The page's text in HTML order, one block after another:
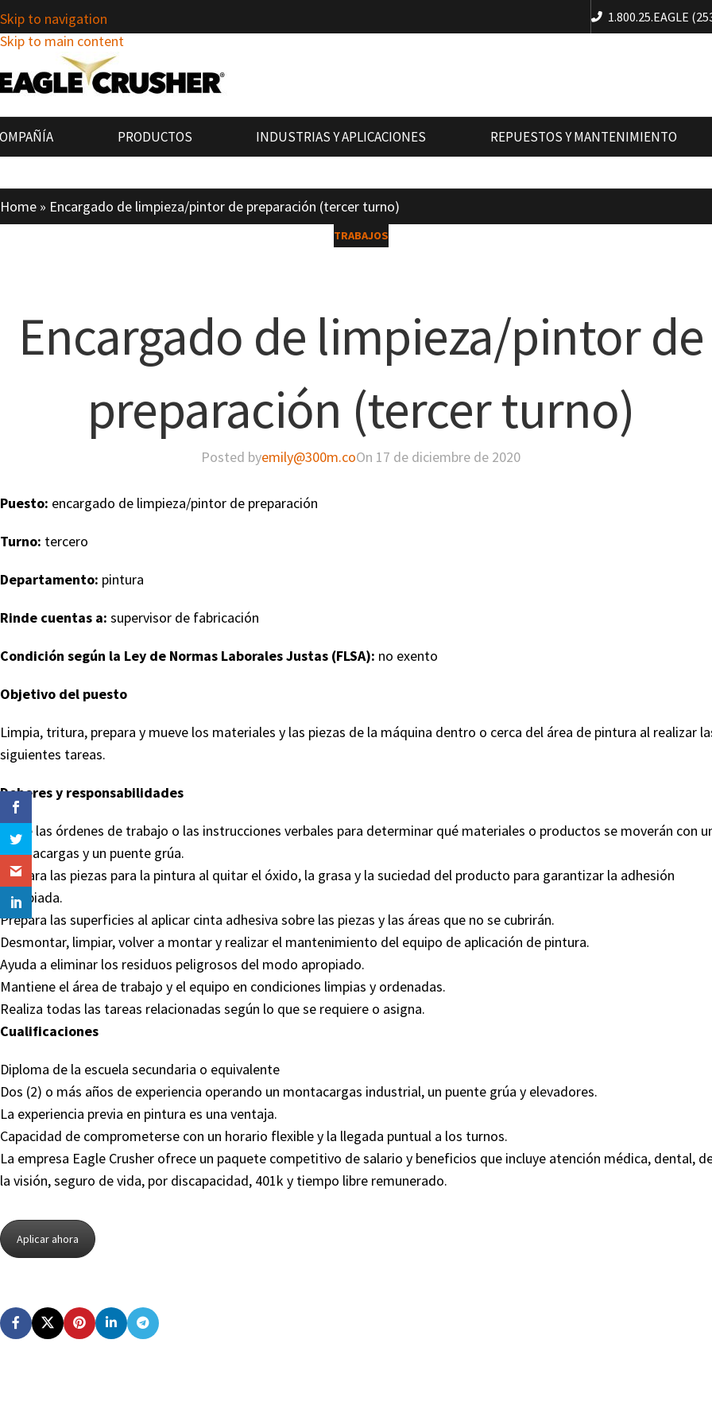
Skip to navigation
Skip to main content
1.800.25.EAGLE
PRODUCTOS INDUSTRIAS Y APLICACIONES REPUESTOS Y MANTENIMIENTO
Home » Encargado de limpieza/pintor de preparación (tercer turno)
TRABAJOS
Encargado de limpieza/pintor de
preparación (tercer turno)
Posted byemily@300m.coOn 17 de diciembre de 2020
Puesto: encargado de limpieza/pintor de preparación
Turno: tercero
Departamento: pintura
Rinde cuentas a: supervisor de fabricación
Condición según la Ley de Normas Laborales Justas (FLSA): no exento
Objetivo del puesto
Limpia, tritura, prepara y mueve los materiales y las piezas de la máquina dentro o cerca del área de pintura al realizar
siguientes tareas.
Deberes y responsabilidades
Sigue las órdenes de trabajo o las instrucciones verbales para determinar qué materiales o productos se moverán con
montacargas y un puente grúa.
Prepara las piezas para la pintura al quitar el óxido, la grasa y la suciedad del producto para garantizar la adhesión
apropiada.
Prepara las superficies al aplicar cinta adhesiva sobre las piezas y las áreas que no se cubrirán.
Desmontar, limpiar, volver a montar y realizar el mantenimiento del equipo de aplicación de pintura.
Ayuda a eliminar los residuos peligrosos del modo apropiado.
Mantiene el área de trabajo y el equipo en condiciones limpias y ordenadas.
Realiza todas las tareas relacionadas según lo que se requiere o asigna.
Cualificaciones
Diploma de la escuela secundaria o equivalente
Dos (2) o más años de experiencia operando un montacargas industrial, un puente grúa y elevadores.
La experiencia previa en pintura es una ventaja.
Capacidad de comprometerse con un horario flexible y la llegada puntual a los turnos.
La empresa Eagle Crusher ofrece un paquete competitivo de salario y beneficios que incluye atención médica, dental,
la visión, seguro de vida, por discapacidad, 401k y tiempo libre remunerado.
Aplicar ahora